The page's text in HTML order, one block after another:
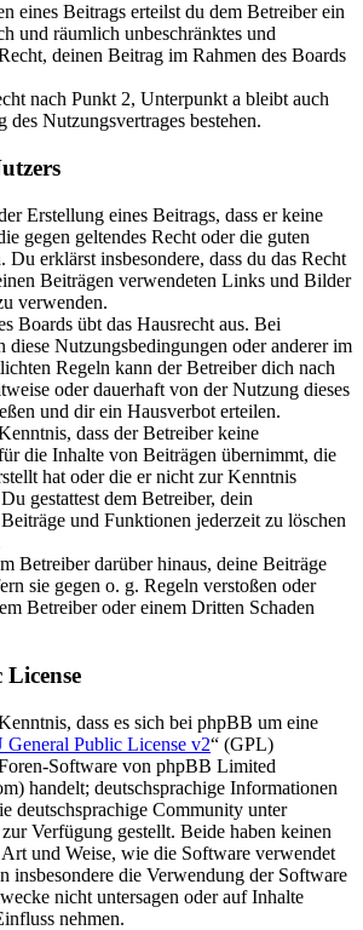
eines Beitrags erteilst du dem Betreiber ein
und räumlich unbeschränktes und
deinen Beitrag im Rahmen des Boards
nach Punkt 2, Unterpunkt a bleibt auch
des Nutzungsvertrages bestehen.
Erstellung eines Beitrags, dass er keine
gegen geltendes Recht oder die guten
Du erklärst insbesondere, dass du das Recht
Beiträgen verwendeten Links und Bilder
verwenden.
Boards übt das Hausrecht aus. Bei
diese Nutzungsbedingungen oder anderer im
Regeln kann der Betreiber dich nach
oder dauerhaft von der Nutzung dieses
und dir ein Hausverbot erteilen.
dass der Betreiber keine
die Inhalte von Beiträgen übernimmt, die
hat oder die er nicht zur Kenntnis
gestattest dem Betreiber, dein
und Funktionen jederzeit zu löschen
Betreiber darüber hinaus, deine Beiträge
sie gegen o. g. Regeln verstoßen oder
Betreiber oder einem Dritten Schaden
dass es sich bei phpBB um eine
General Public License v2“ (GPL)
Software von phpBB Limited
handelt; deutschsprachige Informationen
deutschsprachige Community unter
Verfügung gestellt. Beide haben keinen
und Weise, wie die Software verwendet
insbesondere die Verwendung der Software
nicht untersagen oder auf Inhalte
nehmen.